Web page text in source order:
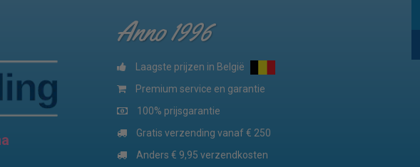
Anno 1996
Laagste prijzen in België
Premium service en garantie
100% prijsgarantie
Gratis verzending vanaf € 250
Anders € 9,95 verzendkosten